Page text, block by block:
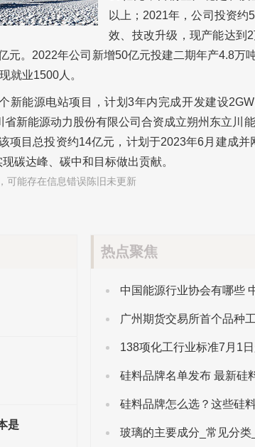
以上；2021年，公司投资约
效、技改升级，现产能达到
元。2022年公司新增50亿元投建二期年产4.8万
就业1500人。
新能源电站项目，计划3年内完成开发建设
新能源动力股份有限公司合资成立朔州东立川
项目总投资约14亿元，计划于2023年6月建成
碳达峰、碳中和目标做出贡献。
可能存在信息错误陈旧未更新
是
热点聚焦
中国能源行业协会有哪些
广州期货交易所首个品种
硅料品牌名单发布 最新硅
硅料品牌怎么选？这些硅